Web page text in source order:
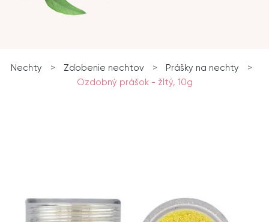
Nechty > Zdobenie nechtov > Prášky na nechty
>
Ozdobný prášok - žltý, 10g